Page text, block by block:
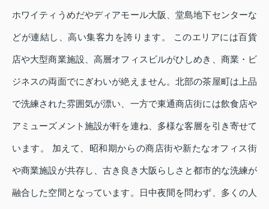
ホワイティうめだやディアモール大阪、堂島地下センターな
どが連結し、高い集客力を誇ります。 このエリアには百貨
店や大型商業施設、高層オフィスビルがひしめき、商業・ビ
ジネスの両面でにぎわいが絶えません。北部の茶屋町は上品
で洗練された雰囲気が漂い、一方で東通商店街には飲食店や
アミューズメント施設が軒を連ね、多様な客層を引き寄せて
います。 加えて、昭和期からの商店街や新たなオフィス街
や商業施設が共存し、古き良き大阪らしさと都市的な洗練が
融合した空間となっています。日中夜間を問わず、多くの人